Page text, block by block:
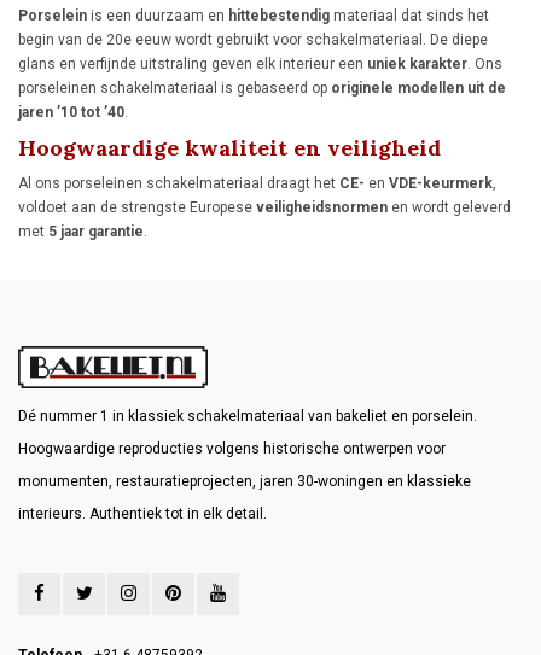
Porselein is een duurzaam en hittebestendig materiaal dat sinds het
begin van de 20e eeuw wordt gebruikt voor schakelmateriaal. De diepe
glans en verfijnde uitstraling geven elk interieur een uniek karakter. Ons
porseleinen schakelmateriaal is gebaseerd op originele modellen uit de
jaren ’10 tot ’40.
Hoogwaardige kwaliteit en veiligheid
Al ons porseleinen schakelmateriaal draagt het CE- en VDE-keurmerk,
voldoet aan de strengste Europese veiligheidsnormen en wordt geleverd
met 5 jaar garantie.
Dé nummer 1 in klassiek schakelmateriaal van bakeliet en porselein.
Hoogwaardige reproducties volgens historische ontwerpen voor
monumenten, restauratieprojecten, jaren 30-woningen en klassieke
interieurs. Authentiek tot in elk detail.